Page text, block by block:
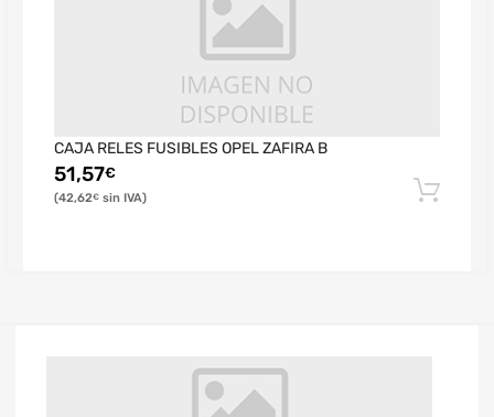
CAJA RELES FUSIBLES OPEL ZAFIRA B
51,57€
42,62€